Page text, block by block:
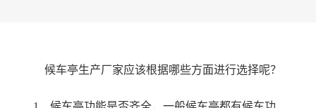
候车亭生产厂家应该根据哪些方面进行选择呢？